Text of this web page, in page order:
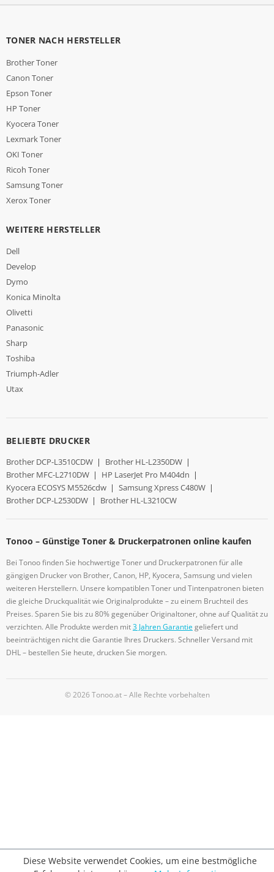
TONER NACH HERSTELLER
Brother Toner
Canon Toner
Epson Toner
HP Toner
Kyocera Toner
Lexmark Toner
OKI Toner
Ricoh Toner
Samsung Toner
Xerox Toner
WEITERE HERSTELLER
Dell
Develop
Dymo
Konica Minolta
Olivetti
Panasonic
Sharp
Toshiba
Triumph-Adler
Utax
BELIEBTE DRUCKER
Brother DCP-L3510CDW | Brother HL-L2350DW |
Brother MFC-L2710DW | HP LaserJet Pro M404dn |
Kyocera ECOSYS M5526cdw | Samsung Xpress C480W |
Brother DCP-L2530DW | Brother HL-L3210CW
Tonoo – Günstige Toner & Druckerpatronen online kaufen
Bei Tonoo finden Sie hochwertige Toner und Druckerpatronen für alle
gängigen Drucker von Brother, Canon, HP, Kyocera, Samsung und vielen
weiteren Herstellern. Unsere kompatiblen Toner und Tintenpatronen bieten
die gleiche Druckqualität wie Originalprodukte – zu einem Bruchteil des
Preises. Sparen Sie bis zu 80% gegenüber Originaltoner, ohne auf Qualität zu
verzichten. Alle Produkte werden mit3 Jahren Garantiegeliefert und
beeinträchtigen nicht die Garantie Ihres Druckers. Schneller Versand mit
DHL – bestellen Sie heute, drucken Sie morgen.
© 2026 Tonoo.at – Alle Rechte vorbehalten
Diese Website verwendet Cookies, um eine bestmögliche